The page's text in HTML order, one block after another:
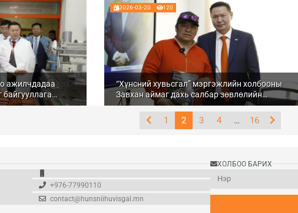
ажилчдадаа
2026-03-20 120
“Хүнсний хувьсгал” мэргэжлийн холбооны
Завхан аймаг дахь салбар зөвлөлийн
тэргүүнээр “Жаргалтай хоршоо”-ны тэргүүн
М.Батбуян сонгогдлоо
1 2 3 4 … 16
+976-77990110
contact@hunsniihuvisgal.mn
ХОЛБОО БАРИХ